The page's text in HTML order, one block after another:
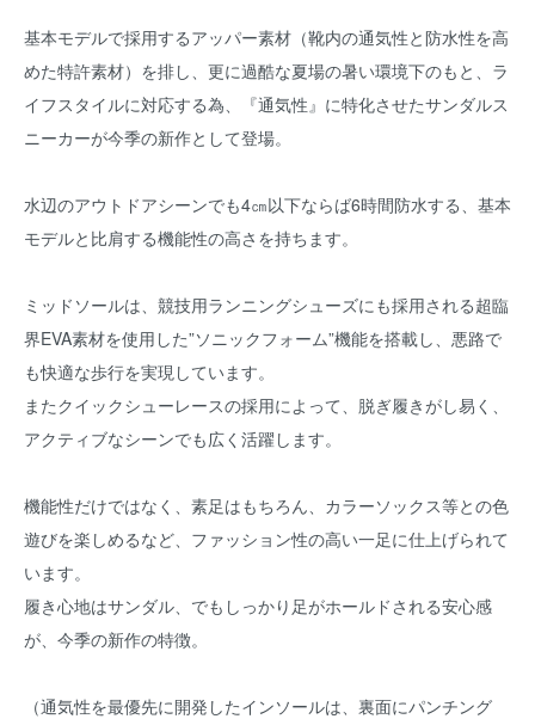
基本モデルで採用するアッパー素材（靴内の通気性と防水性を高
めた特許素材）を排し、更に過酷な夏場の暑い環境下のもと、ラ
イフスタイルに対応する為、『通気性』に特化させたサンダルス
ニーカーが今季の新作として登場。
水辺のアウトドアシーンでも4㎝以下ならば6時間防水する、基本
モデルと比肩する機能性の高さを持ちます。
ミッドソールは、競技用ランニングシューズにも採用される超臨
界EVA素材を使用した”ソニックフォーム”機能を搭載し、悪路で
も快適な歩行を実現しています。
またクイックシューレースの採用によって、脱ぎ履きがし易く、
アクティブなシーンでも広く活躍します。
機能性だけではなく、素足はもちろん、カラーソックス等との色
遊びを楽しめるなど、ファッション性の高い一足に仕上げられて
います。
履き心地はサンダル、でもしっかり足がホールドされる安心感
が、今季の新作の特徴。
（通気性を最優先に開発したインソールは、裏面にパンチング